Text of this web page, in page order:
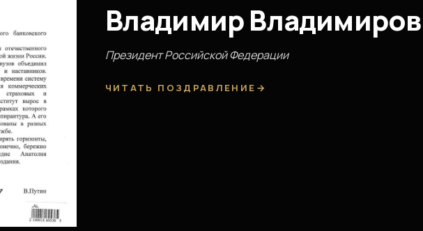
Владимир
Президент Российской Федерации
ЧИТАТЬ ПОЗДРАВЛЕНИЕ